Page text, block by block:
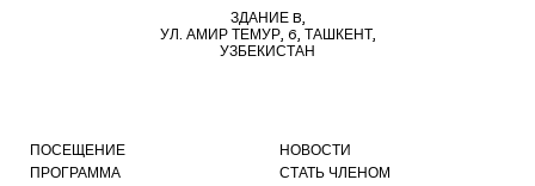
ЗДАНИЕ B,
УЛ. АМИР ТЕМУР, 6, ТАШКЕНТ,
УЗБЕКИСТАН
ПОСЕЩЕНИЕ
ПРОГРАММА
НОВОСТИ
СТАТЬ ЧЛЕНОМ